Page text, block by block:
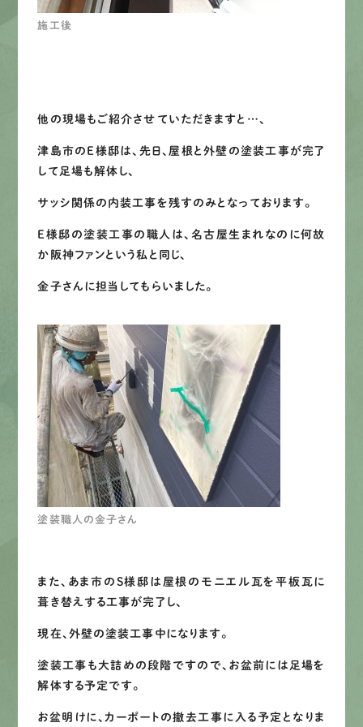
施工後
他の現場もご紹介させていただきますと…、
津島市のE様邸は、先日、屋根と外壁の塗装工事が完了
して足場も解体し、
サッシ関係の内装工事を残すのみとなっております。
E様邸の塗装工事の職人は、名古屋生まれなのに何故
か阪神ファンという私と同じ、
金子さんに担当してもらいました。
塗装職人の金子さん
また、あま市のS様邸は屋根のモニエル瓦を平板瓦に
葺き替えする工事が完了し、
現在、外壁の塗装工事中になります。
塗装工事も大詰めの段階ですので、お盆前には足場を
解体する予定です。
お盆明けに、カーポートの撤去工事に入る予定となりま